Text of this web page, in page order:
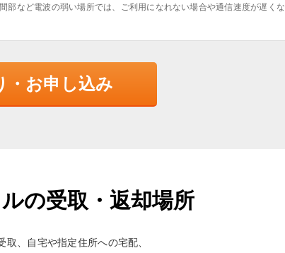
など電波の弱い場所では、ご利用になれない場合や通信速度が遅くな
・お申し込み
の受取・返却場所
取、自宅や指定住所への宅配、